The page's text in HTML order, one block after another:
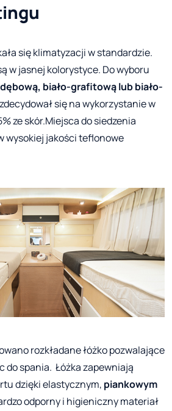
się klimatyzacji w standardzie.
w jasnej kolorystyce. Do wyboru
biało-grafitową lub biało-
się na wykorzystanie w
ze skór.Miejsca do siedzenia
wysokiej jakości teflonowe
rozkładane łóżko pozwalające
do spania. Łóżka zapewniają
dzięki elastycznym, piankowym
odporny i higieniczny materiał